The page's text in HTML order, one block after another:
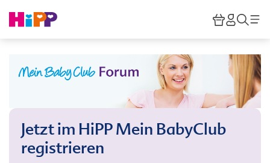
HiPP
Jetzt im HiPP Mein BabyClub
registrieren